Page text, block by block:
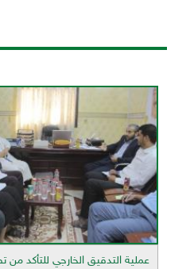
عملية التدقيق الخارجي للتأكد من